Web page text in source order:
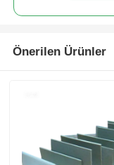
Önerilen Ürünler